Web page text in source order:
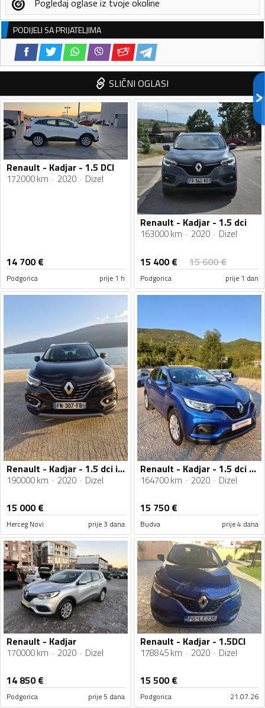
Pogledaj oglase iz tvoje okoline
PODIJELI SA PRIJATELJIMA
SLIČNI OGLASI
Renault - Kadjar - 1.5 DCI
172000 km 2020 Dizel
14 700€
Podgorica prije 1 h
Renault - Kadjar - 1.5 dci
163000 km 2020 Dizel
15 400€ 15 600€
Podgorica prije 1 dan
Renault - Kadjar - 1.5 dci intes
190000 km 2020 Dizel
15 000€
Herceg Novi prije 3 dana
Renault - Kadjar - 1.5 dci Automatic
164700 km 2020 Dizel
15 750€
Budva prije 4 dana
Renault - Kadjar
170000 km 2020 Dizel
14 850€
Podgorica prije 5 dana
Renault - Kadjar - 1.5DCI
178845 km 2020 Dizel
15 500€
Podgorica 21.07.26